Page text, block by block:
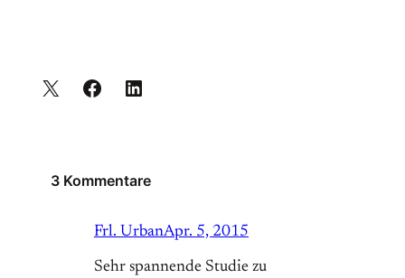
3 Kommentare
Frl. UrbanApr. 5, 2015
Sehr spannende Studie zu